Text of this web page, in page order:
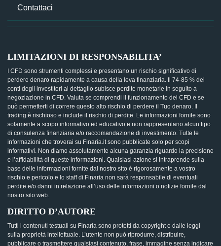
Contattaci
LIMITAZIONI DI RESPONSABILITA’
I CFD sono strumenti complessi e presentano un rischio significativo di
perdere denaro rapidamente a causa della leva finanziaria. Il 74-85 % dei
conti degli investitori al dettaglio subisce perdite monetarie in seguito a
negoziazione in CFD. Valuta se comprendi il funzionamento dei CFD e se
può permetterti di correre questo alto rischio di perdere il Tuo denaro. Il
trading è rischioso e include il rischio di perdite. Le informazioni fornite sono
solamente a scopo informativo ed educativo e non rappresentano alcun tipo
di consulenza finanziaria e/o raccomandazione di investimento. Tutte le
informazioni che troverai su Finaria.it sono pubblicate solo per scopi
informativi. Non diamo assolutamente alcuna garanzia riguardo la precisione
e l’affidabilità di queste informazioni. Qualsiasi azione si intraprende sulla
base delle informazioni fornite dal nostro sito è rigorosamente a vostro
rischio e pericolo e lo staff di Finaria non sarà responsabile di eventuali
perdite e/o danni in relazione all’uso delle informazioni o notizie fornite dal
nostro sito web.
DIRITTO D’AUTORE
Tutti i contenuti testuali su Finaria sono protetti da copyright e dalle leggi
sulla proprietà intellettuale. L’utente non può riprodurre, distribuire,
pubblicare o trasmettere qualsiasi contenuto, frase, immagine senza indicare